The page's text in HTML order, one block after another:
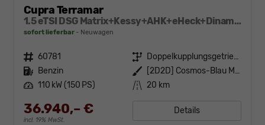
Cupra Terramar
1.5 eTSI DSG Matrix+Kessy+AHK+eHeck+Dinamica+CarPlay+eHeck+GV5
sofort lieferbar Neuwagen
Fahrzeugnr. 60781 Getriebe
Doppelkupplungsgetriebe (DSG)
Kraftstoff Benzin Außenfarbe
[2D2D] Cosmos-Blau Metallic
Leistung 110 kW (150 PS) Kilometerstand 20 km
36.940,– €
incl. 19% MwSt.
Details